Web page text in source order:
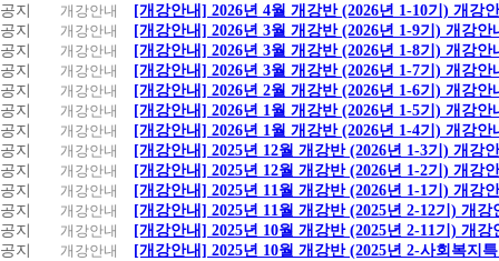
공지
개강안내
[개강안내] 2026년 4월 개강반 (2026년 1-10기) 개강
공지
개강안내
[개강안내] 2026년 3월 개강반 (2026년 1-9기) 개강안
공지
개강안내
[개강안내] 2026년 3월 개강반 (2026년 1-8기) 개강안
공지
개강안내
[개강안내] 2026년 3월 개강반 (2026년 1-7기) 개강안
공지
개강안내
[개강안내] 2026년 2월 개강반 (2026년 1-6기) 개강안
공지
개강안내
[개강안내] 2026년 1월 개강반 (2026년 1-5기) 개강안
공지
개강안내
[개강안내] 2026년 1월 개강반 (2026년 1-4기) 개강안
공지
개강안내
[개강안내] 2025년 12월 개강반 (2026년 1-3기) 개강
공지
개강안내
[개강안내] 2025년 12월 개강반 (2026년 1-2기) 개강
공지
개강안내
[개강안내] 2025년 11월 개강반 (2026년 1-1기) 개강
공지
개강안내
[개강안내] 2025년 11월 개강반 (2025년 2-12기) 개강
공지
개강안내
[개강안내] 2025년 10월 개강반 (2025년 2-11기) 개강
공지
개강안내
[개강안내] 2025년 10월 개강반 (2025년 2-사회복지